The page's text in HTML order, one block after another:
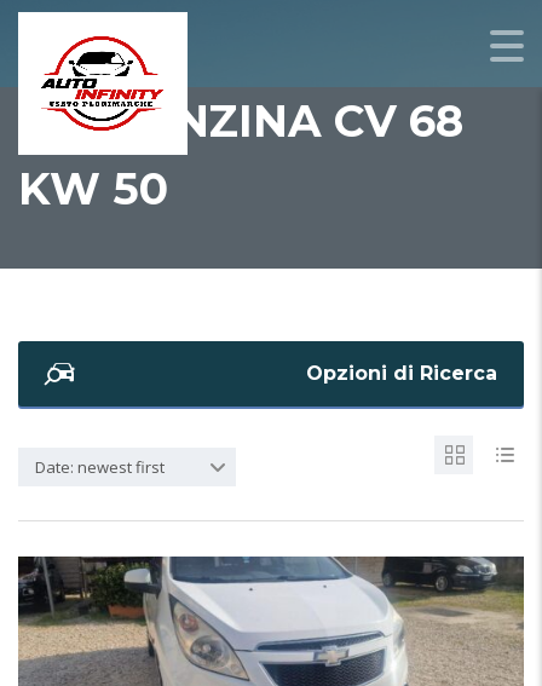
995 BENZINA CV 68
KW 50
Opzioni di Ricerca
Date: newest first
12